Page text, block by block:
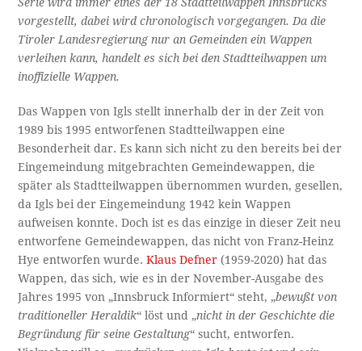
Serie wird immer eines der 18 Stadtteilwappen Innsbrucks
vorgestellt, dabei wird chronologisch vorgegangen. Da die
Tiroler Landesregierung nur an Gemeinden ein Wappen
verleihen kann, handelt es sich bei den Stadtteilwappen um
inoffizielle Wappen.
Das Wappen von Igls stellt innerhalb der in der Zeit von
1989 bis 1995 entworfenen Stadtteilwappen eine
Besonderheit dar. Es kann sich nicht zu den bereits bei der
Eingemeindung mitgebrachten Gemeindewappen, die
später als Stadtteilwappen übernommen wurden, gesellen,
da Igls bei der Eingemeindung 1942 kein Wappen
aufweisen konnte. Doch ist es das einzige in dieser Zeit neu
entworfene Gemeindewappen, das nicht von Franz-Heinz
Hye entworfen wurde.Klaus Defner (1959-2020) hat das
Wappen, das sich, wie es in der November-Ausgabe des
Jahres 1995 von „Innsbruck Informiert“ steht, „bewußt von
traditioneller Heraldik“ löst und „nicht in der Geschichte die
Begründung für seine Gestaltung“ sucht, entworfen.